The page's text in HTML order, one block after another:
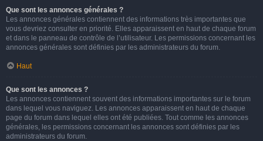
Que sont les annonces générales ?
Les annonces générales contiennent des informations très importantes que
vous devriez consulter en priorité. Elles apparaissent en haut de chaque forum
et dans le panneau de contrôle de l’utilisateur. Les permissions concernant les
annonces générales sont définies par les administrateurs du forum.
Haut
Que sont les annonces ?
Les annonces contiennent souvent des informations importantes sur le forum
dans lequel vous naviguez. Les annonces apparaissent en haut de chaque
page du forum dans lequel elles ont été publiées. Tout comme les annonces
générales, les permissions concernant les annonces sont définies par les
administrateurs du forum.